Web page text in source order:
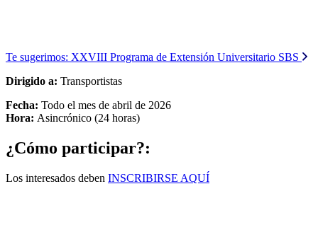
Te sugerimos: XXVIII Programa de Extensión Universitario SBS
Dirigido a: Transportistas
Fecha: Todo el mes de abril de 2026
Hora: Asincrónico (24 horas)
¿Cómo participar?:
Los interesados deben INSCRIBIRSE AQUÍ